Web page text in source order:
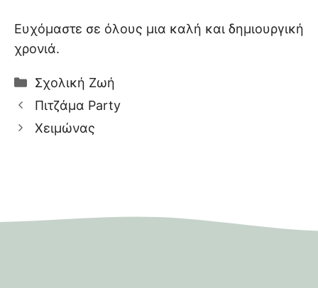
Ευχόμαστε σε όλους μια καλή και δημιουργική
χρονιά.
Κατηγορίες
Σχολική Ζωή
Πιτζάμα Party
Χειμώνας